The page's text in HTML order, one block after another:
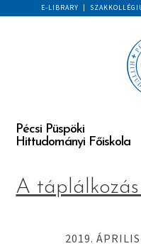
E-LIBRARY |
Pécsi Püspöki
Hittudományi Főiskola
A
2019.